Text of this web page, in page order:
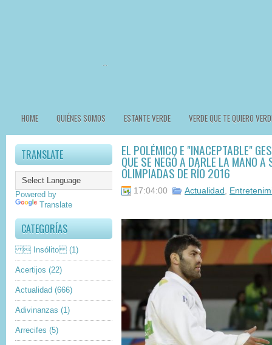
HOME QUIÉNES SOMOS ESTANTE VERDE VERDE QUE TE QUIERO
TRANSLATE
Powered by
Translate
CATEGORÍAS
 Insólito (1)
Acertijos (22)
Actualidad (666)
Adivinanzas (1)
Arrecifes (5)
EL POLÉMICO E "INACEPTABLE"
QUE SE NEGÓ A DARLE LA MANO
OLIMPIADAS DE RÍO 2016
17:04:00 Actualidad ,